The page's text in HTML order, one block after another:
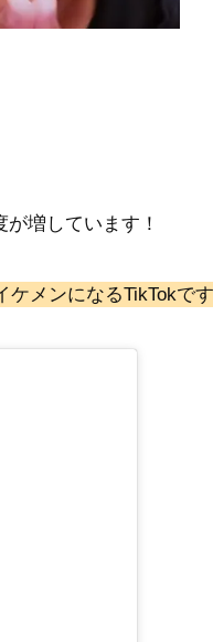
増しています！
メンになるTikTokです